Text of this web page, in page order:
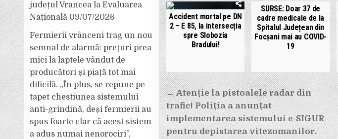
Accident mortal pe DN
2 – E 85, la intersecția
spre Slobozia
Bradului!
SURSE: Doar 37 de
cadre medicale de la
Spitalul Județean din
Focșani mai au COVID-
19
Navigare
în
articole
← Atenție la pistoalele radar din
trafic! Poliția a anunțat
implementarea sistemului e-SIGUR
pentru depistarea vitezomanilor.
județul Vrancea la Evaluarea
Națională 09/07/2026
Fermierii vrânceni trag un nou
semnal de alarmă: prețuri prea
mici la laptele vândut de
producători și piață tot mai
dificilă. „În plus, se repune pe
tapet chestiunea sistemului
anti-grindină, deși fermierii au
spus foarte clar că acest sistem
a adus numai nenorociri”,